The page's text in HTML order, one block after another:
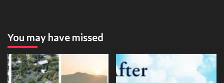
You may have missed